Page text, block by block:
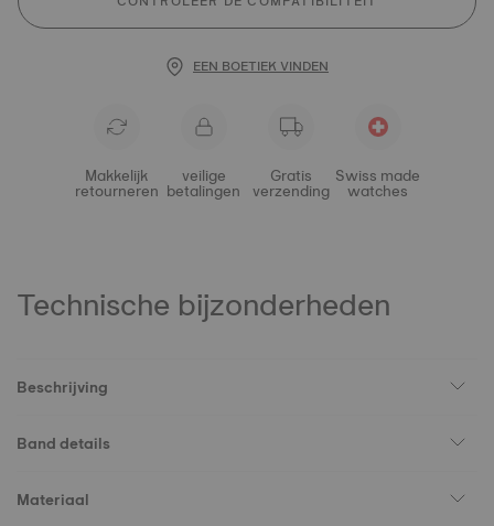
EEN BOETIEK VINDEN
Makkelijk
retourneren
veilige
betalingen
Gratis
verzending
Swiss made
watches
Technische bijzonderheden
Beschrijving
Band details
Materiaal